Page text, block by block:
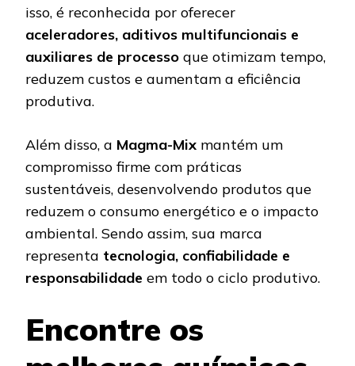
isso, é reconhecida por oferecer
aceleradores, aditivos multifuncionais e
auxiliares de processo que otimizam tempo,
reduzem custos e aumentam a eficiência
produtiva.
Além disso, a Magma-Mix mantém um
compromisso firme com práticas
sustentáveis, desenvolvendo produtos que
reduzem o consumo energético e o impacto
ambiental. Sendo assim, sua marca
representa tecnologia, confiabilidade e
responsabilidade em todo o ciclo produtivo.
Encontre os